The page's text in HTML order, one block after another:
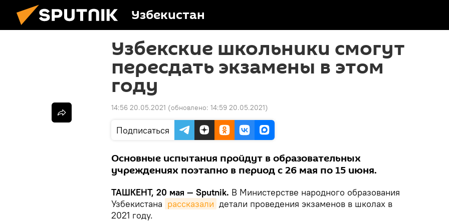
Узбекистан
Узбекские школьники смогут
пересдать экзамены в этом
году
14:56 20.05.2021 (обновлено: 14:59 20.05.2021)
Подписаться
Основные испытания пройдут в образовательных
учреждениях поэтапно в период с 26 мая по 15 июня.
ТАШКЕНТ, 20 мая — Sputnik. В Министерстве народного образования
Узбекистана рассказали детали проведения экзаменов в школах в
2021 году.